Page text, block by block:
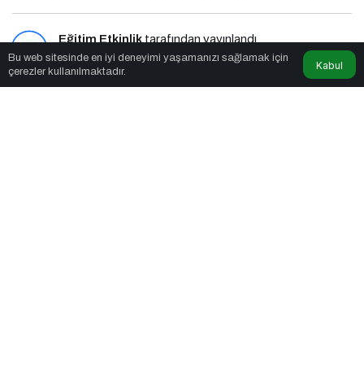
Eğitim Etkinliktarafından yayınlandı
2dk, 14sn
Bu web sitesinde en iyi deneyimi yaşamanızı sağlamak için
çerezler kullanılmaktadır.
Kabul